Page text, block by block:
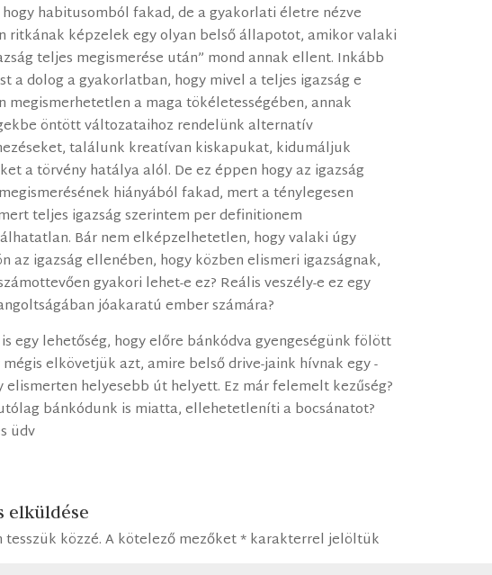
habitusomból fakad, de a gyakorlati életre nézve
ritkának képzelek egy olyan belső állapotot, amikor valaki
teljes megismerése után” mond annak ellent. Inkább
a dolog a gyakorlatban, hogy mivel a teljes igazság e
megismerhetetlen a maga tökéletességében, annak
öntött változataihoz rendelünk alternatív
találunk kreatívan kiskapukat, kidumáljuk
a törvény hatálya alól. De ez éppen hogy az igazság
hiányából fakad, mert a ténylegesen
teljes igazság szerintem per definitionem
Bár nem elképzelhetetlen, hogy valaki úgy
az igazság ellenében, hogy közben elismeri igazságnak,
gyakori lehet-e ez? Reális veszély-e ez egy
jóakaratú ember számára?
is egy lehetőség, hogy előre bánkódva gyengeségünk fölött
elkövetjük azt, amire belső drive-jaink hívnak egy -
elismerten helyesebb út helyett. Ez már felemelt kezűség?
bánkódunk is miatta, ellehetetleníti a bocsánatot?
üdv
elküldése
közzé. A kötelező mezőket*karakterrel jelöltük